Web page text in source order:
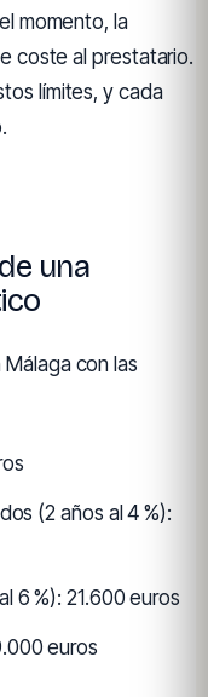
momento, la
coste al prestatario.
límites, y cada
una
con las
(2 años al 4 %):
6 %): 21.600 euros
euros